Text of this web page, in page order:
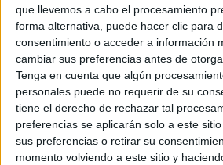
que llevemos a cabo el procesamiento
forma alternativa, puede hacer clic para
consentimiento o acceder a información
cambiar sus preferencias antes de
Tenga en cuenta que algún
personales puede no requerir de su
tiene el derecho de rechazar tal
preferencias se aplicarán solo a este
sus preferencias o retirar su
momento volviendo a este sitio y